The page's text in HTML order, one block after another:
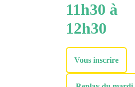
11h30 à
12h30
Vous inscrire